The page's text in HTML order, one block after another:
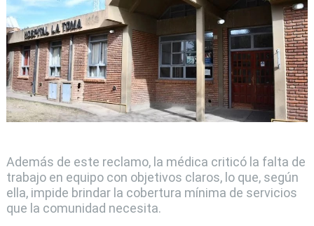
Además de este reclamo, la médica criticó la falta de
trabajo en equipo con objetivos claros, lo que, según
ella, impide brindar la cobertura mínima de servicios
que la comunidad necesita.